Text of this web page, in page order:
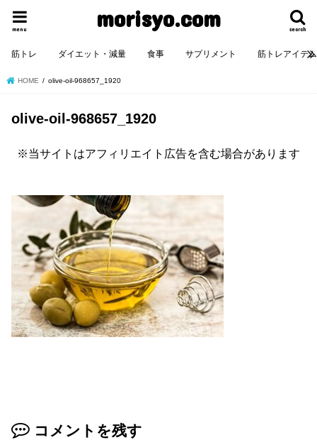
morisyo.com search
menu
筋トレ ダイエット・減量 食事 サプリメント 筋トレアイテム
HOME olive-oil-968657_1920
olive-oil-968657_1920
※当サイトはアフィリエイト広告を含む場合があります
コメントを残す